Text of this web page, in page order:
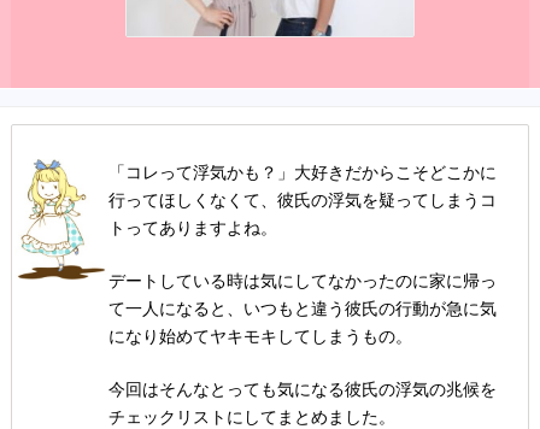
「コレって浮気かも？」大好きだからこそどこかに
行ってほしくなくて、彼氏の浮気を疑ってしまうコ
トってありますよね。
デートしている時は気にしてなかったのに家に帰っ
て一人になると、いつもと違う彼氏の行動が急に気
になり始めてヤキモキしてしまうもの。
今回はそんなとっても気になる彼氏の浮気の兆候を
チェックリストにしてまとめました。